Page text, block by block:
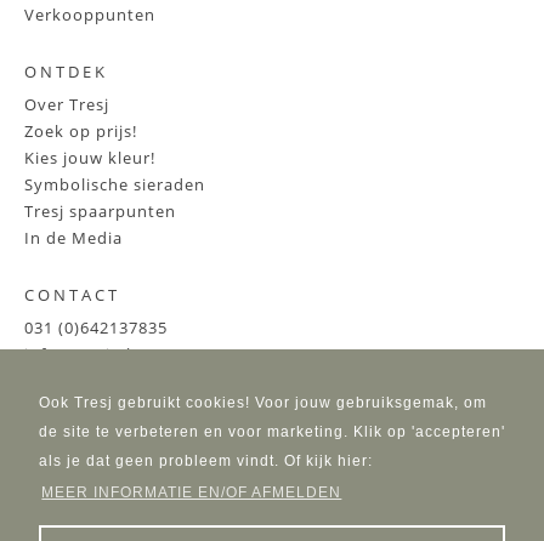
Ook Tresj gebruikt cookies! Voor jouw gebruiksgemak, om
de site te verbeteren en voor marketing. Klik op 'accepteren'
als je dat geen probleem vindt. Of kijk hier:
MEER INFORMATIE EN/OF AFMELDEN
Verkooppunten
ONTDEK
Over Tresj
Zoek op prijs!
Kies jouw kleur!
Symbolische sieraden
Tresj spaarpunten
In de Media
CONTACT
031 (0)642137835
info@tresj.nl